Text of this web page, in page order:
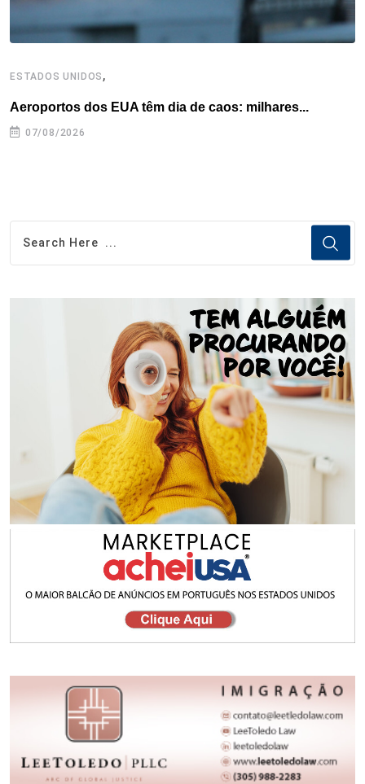
ESTADOS UNIDOS ,
Aeroportos dos EUA têm dia de caos: milhares...
07/08/2026